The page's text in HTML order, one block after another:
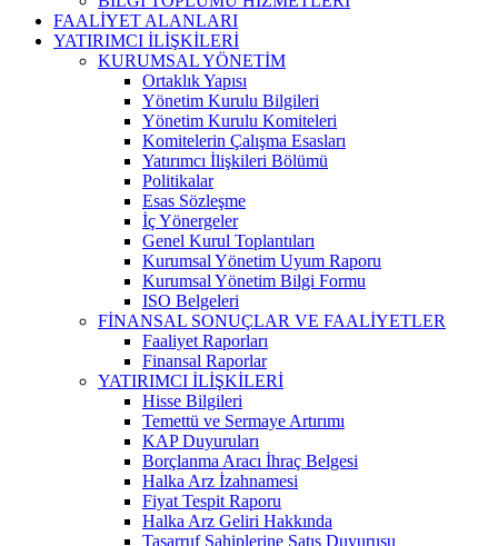
FAALİYET ALANLARI
YATIRIMCI İLİŞKİLERİ
KURUMSAL YÖNETİM
Ortaklık Yapısı
Yönetim Kurulu Bilgileri
Yönetim Kurulu Komiteleri
Komitelerin Çalışma Esasları
Yatırımcı İlişkileri Bölümü
Politikalar
Esas Sözleşme
İç Yönergeler
Genel Kurul Toplantıları
Kurumsal Yönetim Uyum Raporu
Kurumsal Yönetim Bilgi Formu
ISO Belgeleri
FİNANSAL SONUÇLAR VE FAALİYETLER
Faaliyet Raporları
Finansal Raporlar
YATIRIMCI İLİŞKİLERİ
Hisse Bilgileri
Temettü ve Sermaye Artırımı
KAP Duyuruları
Borçlanma Aracı İhraç Belgesi
Halka Arz İzahnamesi
Fiyat Tespit Raporu
Halka Arz Geliri Hakkında
Tasarruf Sahiplerine Satış Duyurusu